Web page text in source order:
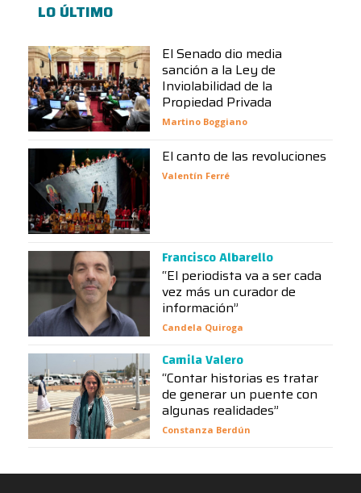
LO ÚLTIMO
El Senado dio media
sanción a la Ley de
Inviolabilidad de la
Propiedad Privada
Martino Boggiano
El canto de las revoluciones
Valentín Ferré
Francisco Albarello
“El periodista va a ser cada
vez más un curador de
información”
Candela Quiroga
Camila Valero
“Contar historias es tratar
de generar un puente con
algunas realidades”
Constanza Berdún